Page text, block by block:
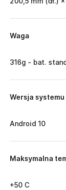
Waga
316g - bat.
Wersja
Android 10
Maksymalna
+50 C